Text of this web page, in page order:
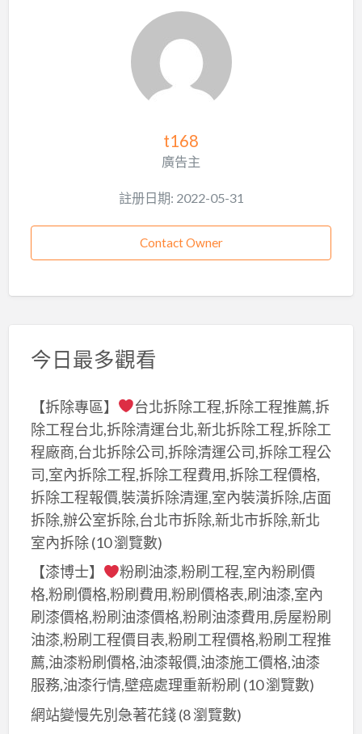
t168
廣告主
註册日期: 2022-05-31
Contact Owner
今日最多觀看
【拆除專區】
台北拆除工程,拆除工程推薦,拆
除工程台北,拆除清運台北,新北拆除工程,拆除工
程廠商,台北拆除公司,拆除清運公司,拆除工程公
司,室內拆除工程,拆除工程費用,拆除工程價格,
拆除工程報價,裝潢拆除清運,室內裝潢拆除,店面
拆除,辦公室拆除,台北市拆除,新北市拆除,新北
室內拆除(10 瀏覽數)
【漆博士】
粉刷油漆,粉刷工程,室內粉刷價
格,粉刷價格,粉刷費用,粉刷價格表,刷油漆,室內
刷漆價格,粉刷油漆價格,粉刷油漆費用,房屋粉刷
油漆,粉刷工程價目表,粉刷工程價格,粉刷工程推
薦,油漆粉刷價格,油漆報價,油漆施工價格,油漆
服務,油漆行情,壁癌處理重新粉刷 (10 瀏覽數)
網站變慢先別急著花錢(8 瀏覽數)